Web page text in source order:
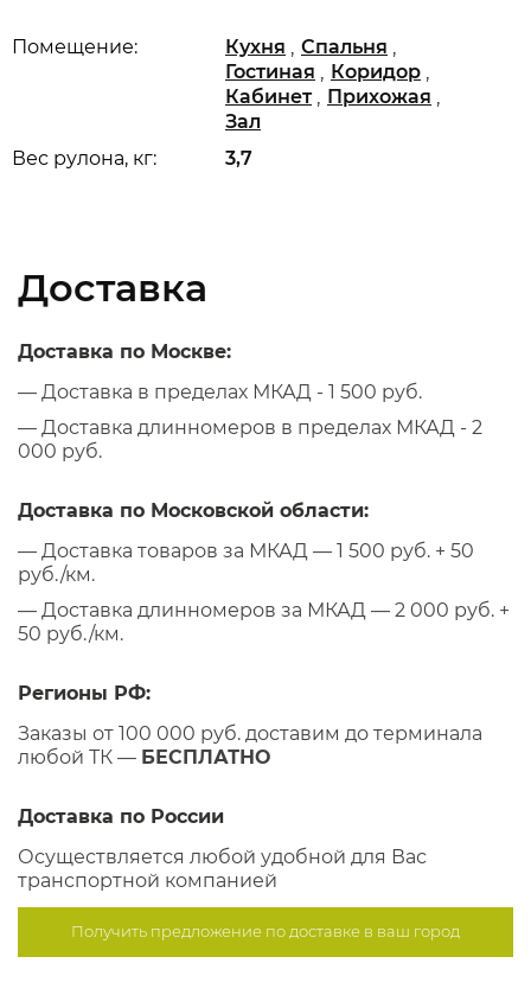
Вес рулона, кг: 3,7
Помещение: Кухня , Спальня ,
Гостиная , Коридор ,
Кабинет , Прихожая ,
Зал
Доставка
Доставка по Москве:
— Доставка в пределах МКАД - 1 500 руб.
— Доставка длинномеров в пределах МКАД - 2
000 руб.
Доставка по Московской области:
— Доставка товаров за МКАД — 1 500 руб. + 50
руб./км.
— Доставка длинномеров за МКАД — 2 000 руб. +
50 руб./км.
Регионы РФ:
Заказы от 100 000 руб. доставим до терминала
любой ТК — БЕСПЛАТНО
Доставка по России
Осуществляется любой удобной для Вас
транспортной компанией
Получить предложение подоставке в ваш город